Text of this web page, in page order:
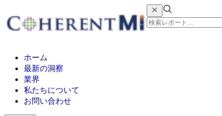
ホーム
最新の洞察
業界
私たちについて
お問い合わせ